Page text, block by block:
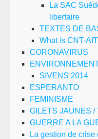
La SAC
libertaire
TEXTES DE
What is CNT-
CORONAVIRUS
SIVENS 2014
ESPERANTO
FEMINISME
GILETS JAUNES /
GUERRE A LA
La gestion de